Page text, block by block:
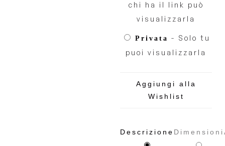
chi ha il link può
visualizzarla
Privata - Solo tu
puoi visualizzarla
Aggiungi alla
Wishlist
Descrizione Dimensioni